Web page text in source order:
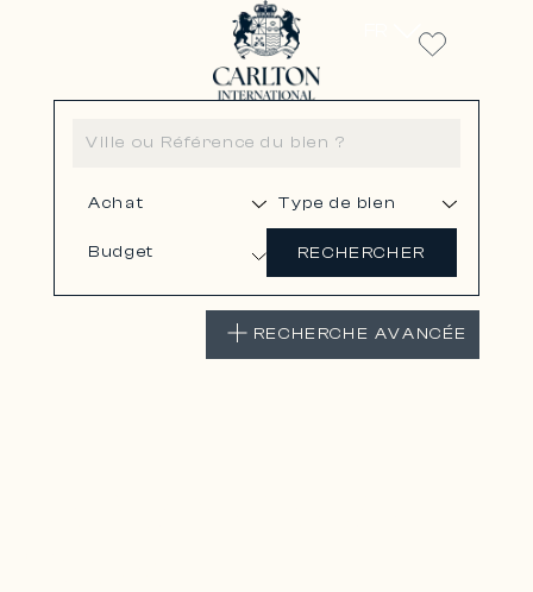
Budget RECHERCHER
RECHERCHE AVANCÉE